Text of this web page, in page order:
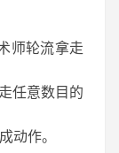
师轮流拿走
任意数目的
动作。